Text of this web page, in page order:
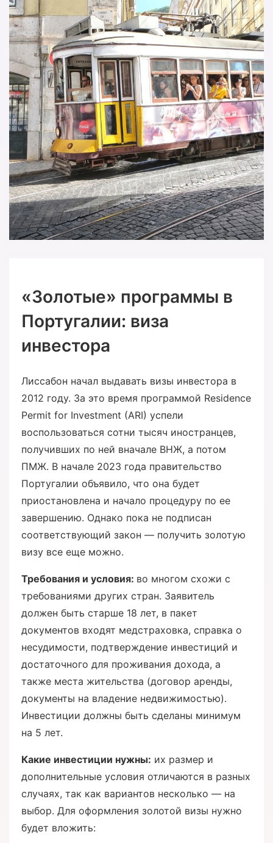
«Золотые» программы в
Португалии: виза
инвестора
Лиссабон начал выдавать визы инвестора в
2012 году. За это время программой Residence
Permit for Investment (ARI) успели
воспользоваться сотни тысяч иностранцев,
получивших по ней вначале ВНЖ, а потом
ПМЖ. В начале 2023 года правительство
Португалии объявило, что она будет
приостановлена и начало процедуру по ее
завершению. Однако пока не подписан
соответствующий закон — получить золотую
визу все еще можно.
Требования и условия: во многом схожи с
требованиями других стран. Заявитель
должен быть старше 18 лет, в пакет
документов входят медстраховка, справка о
несудимости, подтверждение инвестиций и
достаточного для проживания дохода, а
также места жительства (договор аренды,
документы на владение недвижимостью).
Инвестиции должны быть сделаны минимум
на 5 лет.
Какие инвестиции нужны: их размер и
дополнительные условия отличаются в разных
случаях, так как вариантов несколько — на
выбор. Для оформления золотой визы нужно
будет вложить: